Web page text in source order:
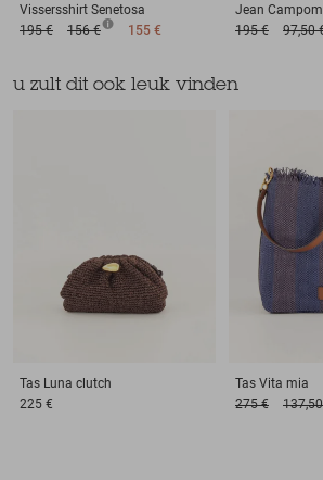
Vissersshirt Senetosa
195 €
156 € 155 €
Jean
195 €
97,50
u zult dit ook leuk vinden
Tas Luna clutch
225 €
Tas Vita mia
275 €